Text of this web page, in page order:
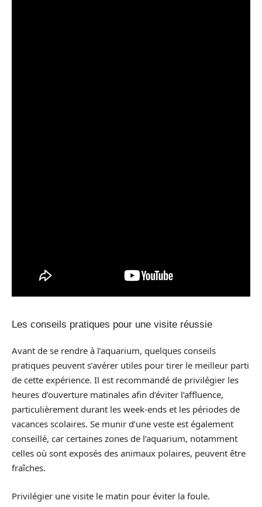
Les conseils pratiques pour une visite réussie
Avant de se rendre à l’aquarium, quelques conseils
pratiques peuvent s’avérer utiles pour tirer le meilleur parti
de cette expérience. Il est recommandé de privilégier les
heures d’ouverture matinales afin d’éviter l’affluence,
particulièrement durant les week-ends et les périodes de
vacances scolaires. Se munir d’une veste est également
conseillé, car certaines zones de l’aquarium, notamment
celles où sont exposés des animaux polaires, peuvent être
fraîches.
Privilégier une visite le matin pour éviter la foule.